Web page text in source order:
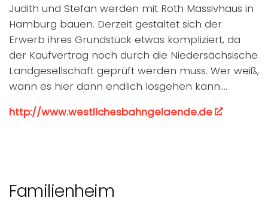
Judith und Stefan werden mit Roth Massivhaus in
Hamburg bauen. Derzeit gestaltet sich der
Erwerb ihres Grundstück etwas kompliziert, da
der Kaufvertrag noch durch die Niedersächsische
Landgesellschaft geprüft werden muss. Wer weiß,
wann es hier dann endlich losgehen kann….
http://www.westlichesbahngelaende.de
Familienheim